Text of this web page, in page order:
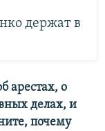
держат в
арестах, о
делах, и
почему